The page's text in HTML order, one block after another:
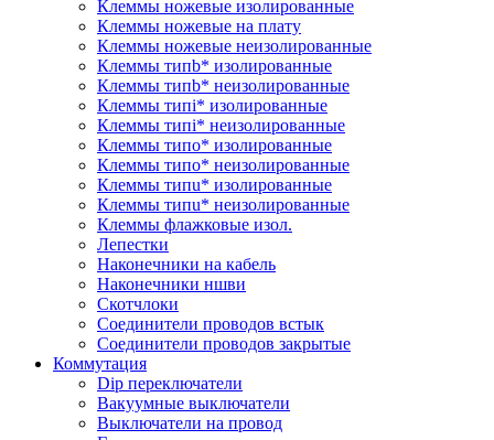
Клеммы ножевые изолированные
Клеммы ножевые на плату
Клеммы ножевые неизолированные
Клеммы типb* изолированные
Клеммы типb* неизолированные
Клеммы типi* изолированные
Клеммы типi* неизолированные
Клеммы типo* изолированные
Клеммы типo* неизолированные
Клеммы типu* изолированные
Клеммы типu* неизолированные
Клеммы флажковые изол.
Лепестки
Наконечники на кабель
Наконечники ншви
Скотчлоки
Соединители проводов встык
Соединители проводов закрытые
Коммутация
Dip переключатели
Вакуумные выключатели
Выключатели на провод